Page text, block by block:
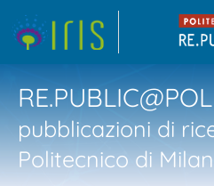
pubblicazioni di
Politecnico di